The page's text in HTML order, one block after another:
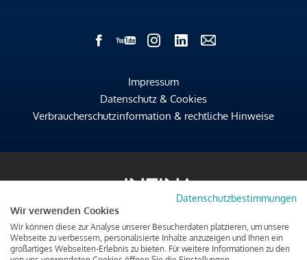
Impressum
Datenschutz & Cookies
Verbraucherschutzinformation & rechtliche Hinweise
Datenschutzbestimmungen
Wir verwenden Cookies
Wir können diese zur Analyse unserer Besucherdaten platzieren, um unsere
Webseite zu verbessern, personalisierte Inhalte anzuzeigen und Ihnen ein
großartiges Webseiten-Erlebnis zu bieten. Für weitere Informationen zu den